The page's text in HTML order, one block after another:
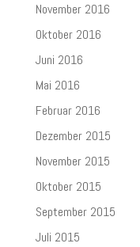
November 2016
Oktober 2016
Juni 2016
Mai 2016
Februar 2016
Dezember 2015
November 2015
Oktober 2015
September 2015
Juli 2015